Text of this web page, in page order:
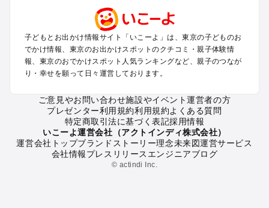
町田・相模原・愛川・上野原のプールお出かけ
渋谷・原宿・恵比寿・中目黒・自由が丘のプールお出かけ
池袋・赤羽・王子・巣鴨・目白・石神井のプールお出かけ
新宿・高田馬場・代々木・千駄ヶ谷のプールお出かけ
銀座・丸の内・日本橋・有楽町・築地・月島のプールお出かけ
小金井・小平・西東京・東村山・東久留米のプールお出かけ
府中・調布・狛江のプールお出かけ
青梅・奥多摩のプールお出かけ
蒲田・大森・羽田周辺のプールお出かけ
葛西・新木場・亀戸・亀有・柴又のプールお出かけ
北千住・日暮里・荒川のプールお出かけ
子どもとお出かけ情報サイト「いこーよ」は、東京の子どものお
でかけ情報、東京のお出かけスポットのクチコミ・親子体験情
報、東京のおでかけスポット人気ランキングなど、親子のつなが
り・幸せを願って日々運営しております。
ご意見やお問い合わせ施設やイベント運営者の方
プレゼンター利用規約利用規約よくある質問
特定商取引法に基づく表記採用情報
いこーよ運営会社（アクトインディ株式会社）
運営会社トップブランドストーリー理念未来図運営サービス
会社情報プレスリリース エンジニアブログ
© actindi Inc.